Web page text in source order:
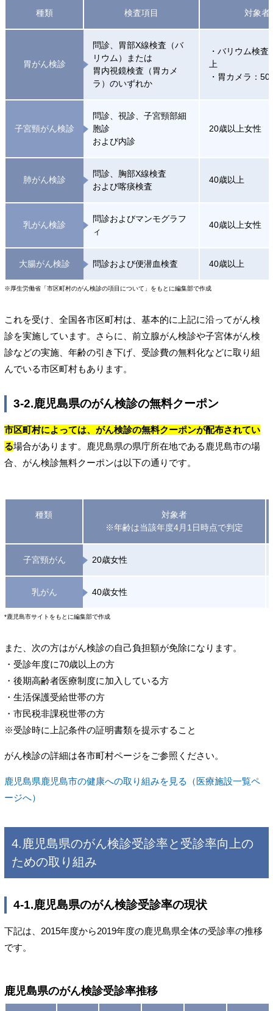
種類 検査項目 対象者
胃がん検診
問診、胃部X線検査（バ
リウム）または
胃内視鏡検査（胃カメ
ラ）のいずれか
・バリウム検査
上
・胃カメラ：50
子宮頸がん検診
問診、視診、子宮頸部細
胞診
および内診
20歳以上女性
肺がん検診
問診、胸部X線検査
および喀痰検査
40歳以上
乳がん検診
問診およびマンモグラフ
ィ
40歳以上女性
大腸がん検診 問診および便潜血検査 40歳以上
※厚生労働省「市区町村のがん検診の項目について」をもとに編集部で作成
これを受け、全国各市区町村は、基本的に上記に沿ってがん検
診を実施しています。さらに、前立腺がん検診や子宮体がん検
診などの実施、年齢の引き下げ、受診費の無料化などに取り組
んでいる市区町村もあります。
3-2.鹿児島県のがん検診の無料クーポン
市区町村によっては、がん検診の無料クーポンが配布されてい
る場合があります。鹿児島県の県庁所在地である鹿児島市の場
合、がん検診無料クーポンは以下の通りです。
種類
対象者
※年齢は当該年度4月1日時点で判定
子宮頸がん 20歳女性
乳がん 40歳女性
*鹿児島市サイトをもとに編集部で作成
また、次の方はがん検診の自己負担額が免除になります。
・受診年度に70歳以上の方
・後期高齢者医療制度に加入している方
・生活保護受給世帯の方
・市民税非課税世帯の方
※受診時に上記条件の証明書類を提示すること
がん検診の詳細は各市町村ページをご参照ください。
鹿児島県鹿児島市の健康への取り組みを見る（医療施設一覧ペ
ージへ）
4.鹿児島県のがん検診受診率と受診率向上の
ための取り組み
4-1.鹿児島県のがん検診受診率の現状
下記は、2015年度から2019年度の鹿児島県全体の受診率の推移
です。
鹿児島県のがん検診受診率推移